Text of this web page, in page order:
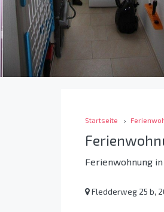
Startseite
Ferienwohnung
Fledderweg 25 b,